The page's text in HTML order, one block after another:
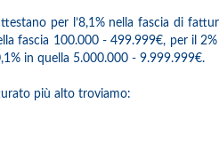
per l’8,1% nella fascia di
fascia 100.000 - 499.999€, per il
in quella 5.000.000 - 9.999.999€.
più alto troviamo: